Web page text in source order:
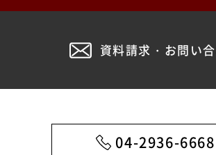
2024年6月
2024年3月
資料請求・お問い
04-2936-6668